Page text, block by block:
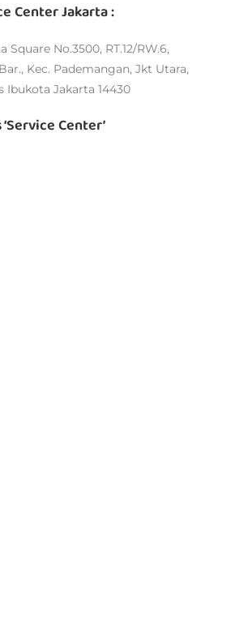
Center Jakarta :
Square No.3500, RT.12/RW.6,
Kec. Pademangan, Jkt Utara,
Ibukota Jakarta 14430
Center’